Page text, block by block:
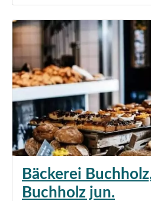
Bäckerei
Buchholz jun.